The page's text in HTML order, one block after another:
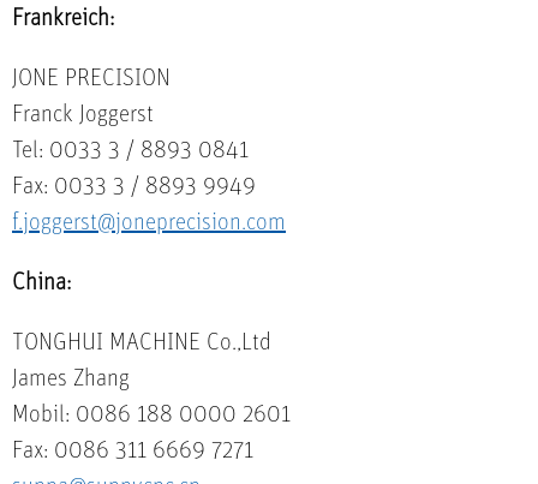
Frankreich:
JONE PRECISION
Franck Joggerst
Tel: 0033 3 / 8893 0841
Fax: 0033 3 / 8893 9949
f.joggerst@joneprecision.com
China:
TONGHUI MACHINE Co.,Ltd
James Zhang
Mobil: 0086 188 0000 2601
Fax: 0086 311 6669 7271